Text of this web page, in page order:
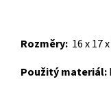
Rozměry: 16 x 17
Použitý materiál: